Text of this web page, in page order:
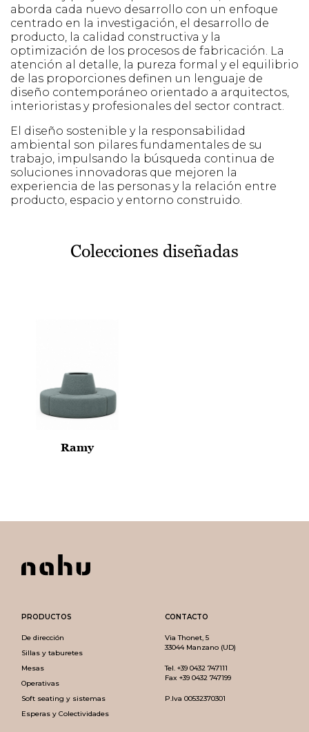
aborda cada nuevo desarrollo con un enfoque
centrado en la investigación, el desarrollo de
producto, la calidad constructiva y la
optimización de los procesos de fabricación. La
atención al detalle, la pureza formal y el equilibrio
de las proporciones definen un lenguaje de
diseño contemporáneo orientado a arquitectos,
interioristas y profesionales del sector contract.
El diseño sostenible y la responsabilidad
ambiental son pilares fundamentales de su
trabajo, impulsando la búsqueda continua de
soluciones innovadoras que mejoren la
experiencia de las personas y la relación entre
producto, espacio y entorno construido.
Colecciones diseñadas
Ramy
PRODUCTOS
De dirección
Sillas y taburetes
Mesas
Operativas
Soft seating y sistemas
Esperas y Colectividades
CONTACTO
Via Thonet, 5
33044 Manzano (UD)
Tel. +39 0432 747111
Fax +39 0432 747199
P.Iva 00532370301